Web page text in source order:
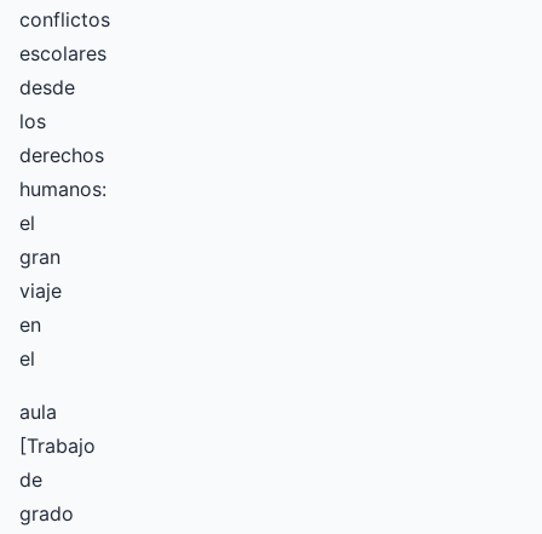
conflictos
escolares
desde
los
derechos
humanos:
el
gran
viaje
en
el
aula
[Trabajo
de
grado